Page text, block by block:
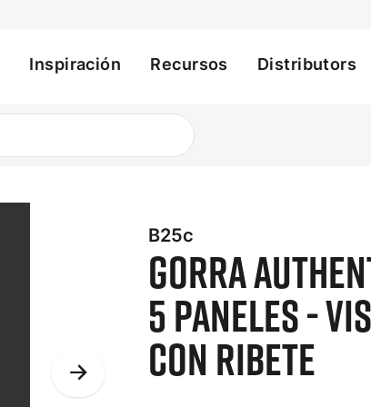
Inspiración Recursos Distributors
B25c
Gorra
5 paneles -
con Ribete